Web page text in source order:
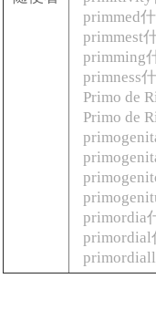
primmed
primmest
primming
primness
Primo de
Primo de
primordia
primordial